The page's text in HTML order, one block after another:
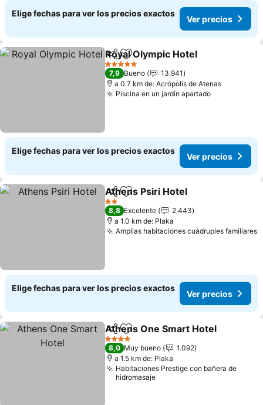
Elige fechas para ver los precios exactos
Ver precios
CompartirAgregar a favoritos
Royal Olympic Hotel
5 Estrellas
7,9 Bueno
13.941
a 0.7 km de: Acrópolis de Atenas
Piscina en un jardín apartado
Elige fechas para ver los precios exactos
Ver precios
CompartirAgregar a favoritos
Athens Psiri Hotel
2 Estrellas
8,8 Excelente
2.443
a 1.0 km de: Plaka
Amplias habitaciones cuádruples familiares
Elige fechas para ver los precios exactos
Ver precios
CompartirAgregar a favoritos
Athens One Smart Hotel
4 Estrellas
8,0 Muy bueno
1.092
a 1.5 km de: Plaka
Habitaciones Prestige con bañera de
hidromasaje